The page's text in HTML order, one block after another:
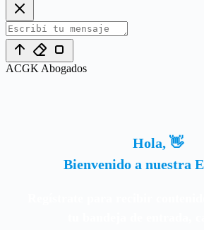
ACGK Abogados
Hola, 👋
Bienvenido a nuestra